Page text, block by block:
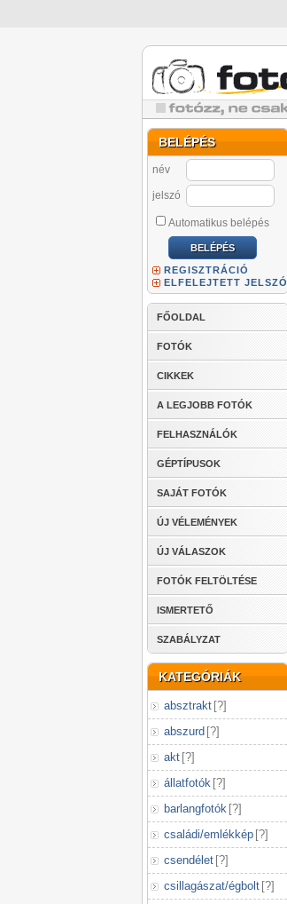
BELÉPÉS
név
jelszó
Automatikus belépés
REGISZTRÁCIÓ
ELFELEJTETT JELSZÓ
FŐOLDAL
FOTÓK
CIKKEK
A LEGJOBB FOTÓK
FELHASZNÁLÓK
GÉPTÍPUSOK
SAJÁT FOTÓK
ÚJ VÉLEMÉNYEK
ÚJ VÁLASZOK
FOTÓK FELTÖLTÉSE
ISMERTETŐ
SZABÁLYZAT
KATEGÓRIÁK
absztrakt [?]
abszurd [?]
akt [?]
állatfotók [?]
barlangfotók [?]
családi/emlékkép [?]
csendélet [?]
csillagászat/égbolt [?]